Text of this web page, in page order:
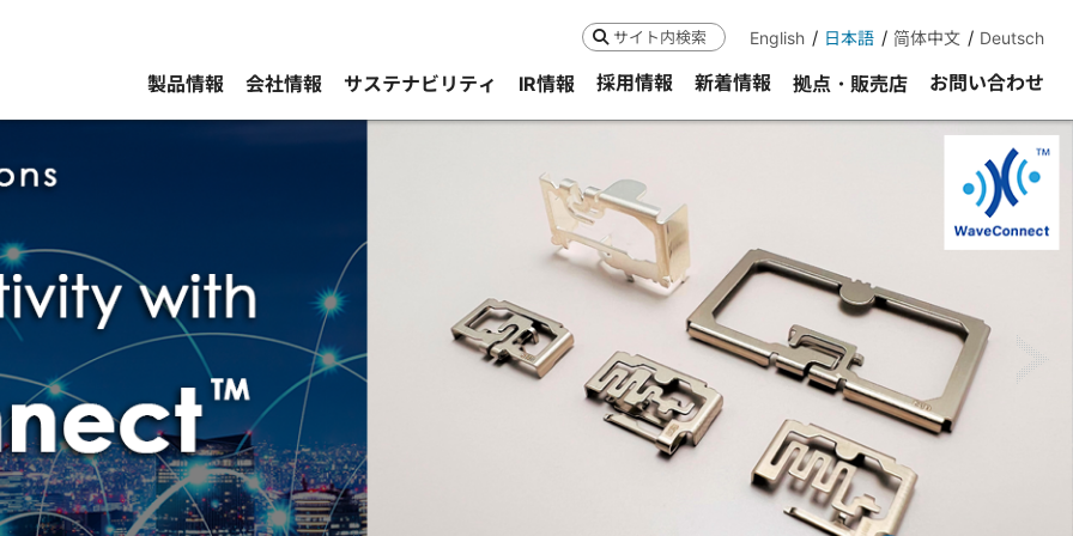
検索 English 日本語 简体中文 Deutsch
製品情報 会社情報 サステナビリティ IR情報 採用情報 新着情報 拠点・販売店 お問い合わせ